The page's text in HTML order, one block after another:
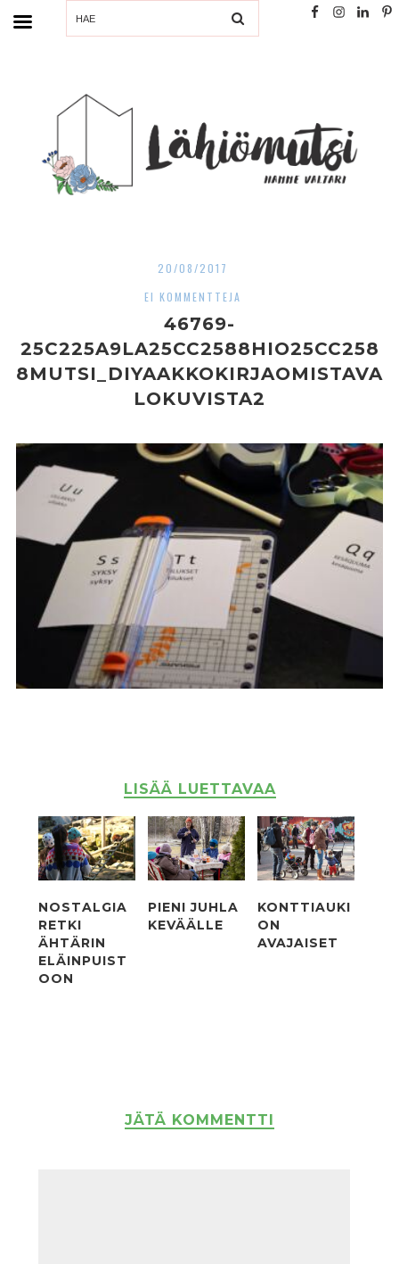
SEARCH
20/08/2017
EI KOMMENTTEJA
46769-
25C225A9LA25CC2588HIO25CC258
8MUTSI_DIYAAKKOKIRJAOMISTAVA
LOKUVISTA2
LISÄÄ LUETTAVAA
NOSTALGIA
RETKI
ÄHTÄRIN
ELÄINPUIST
OON
PIENI JUHLA
KEVÄÄLLE
KONTTIAUKI
ON
AVAJAISET
JÄTÄ KOMMENTTI